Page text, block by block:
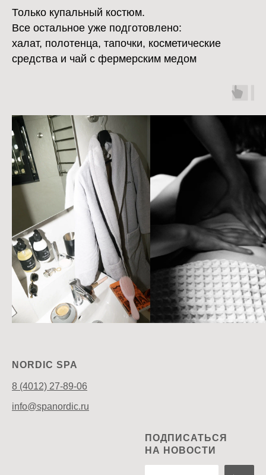
Только купальный костюм.
Все остальное уже подготовлено:
халат, полотенца, тапочки, косметические
средства и чай с фермерским медом
NORDIC SPA
8 (4012) 27-89-06
info@spanordic.ru
ПОДПИСАТЬСЯ
НА НОВОСТИ